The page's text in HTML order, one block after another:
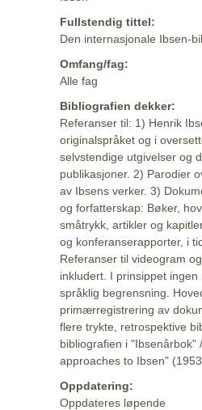
Fullstendig tittel:
Den internasjonale Ibsen-
Omfang/fag:
Alle fag
Bibliografien dekker:
Referanser til: 1) Henrik
originalspråket og i
selvstendige utgivelser og
publikasjoner. 2) Parodier
av Ibsens verker. 3)
og forfatterskap: Bøker,
småtrykk, artikler og
og konferanserapporter, i
Referanser til videogram
inkludert. I prinsippet ingen
språklig begrensning.
primærregistrering av
flere trykte, retrospektive
bibliografien i "Ibsenårbok"
approaches to Ibsen"
Oppdatering:
Oppdateres løpende